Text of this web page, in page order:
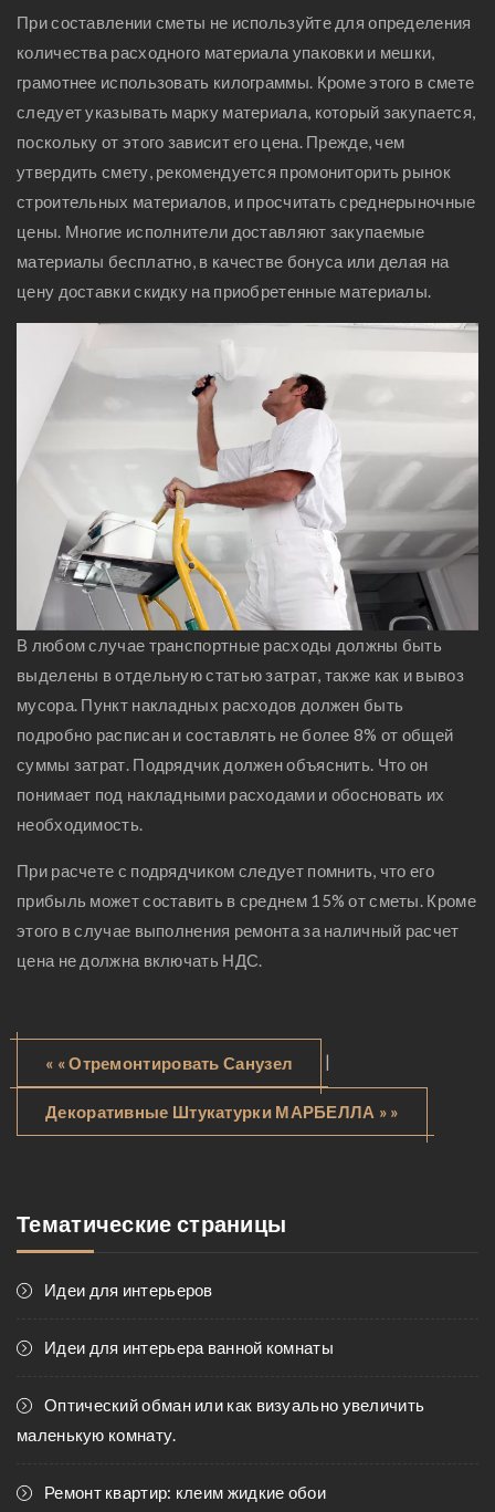
При составлении сметы не используйте для определения
количества расходного материала упаковки и мешки,
грамотнее использовать килограммы. Кроме этого в смете
следует указывать марку материала, который закупается,
поскольку от этого зависит его цена. Прежде, чем
утвердить смету, рекомендуется промониторить рынок
строительных материалов, и просчитать среднерыночные
цены. Многие исполнители доставляют закупаемые
материалы бесплатно, в качестве бонуса или делая на
цену доставки скидку на приобретенные материалы.
В любом случае транспортные расходы должны быть
выделены в отдельную статью затрат, также как и вывоз
мусора. Пункт накладных расходов должен быть
подробно расписан и составлять не более 8% от общей
суммы затрат. Подрядчик должен объяснить. Что он
понимает под накладными расходами и обосновать их
необходимость.
При расчете с подрядчиком следует помнить, что его
прибыль может составить в среднем 15% от сметы. Кроме
этого в случае выполнения ремонта за наличный расчет
цена не должна включать НДС.
« « Отремонтировать Санузел |
Декоративные Штукатурки МАРБЕЛЛА » »
Тематические страницы
Идеи для интерьеров
Идеи для интерьера ванной комнаты
Оптический обман или как визуально увеличить
маленькую комнату.
Ремонт квартир: клеим жидкие обои